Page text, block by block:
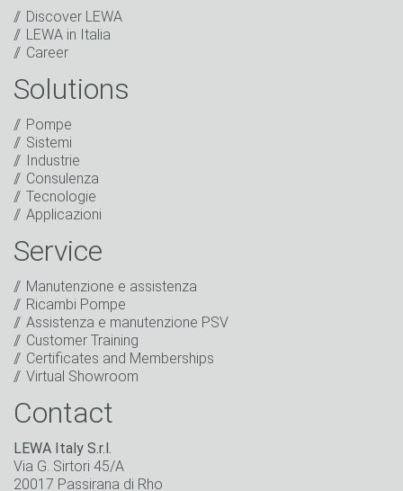
Captcha
Ho letto l'informativa sulla protezione dei dati.
Acconsento al trattamento dei miei dati per finalità di
marketing. Ciò include l'invio della nostra newsletter e
di altre informazioni su nuovi prodotti, novità
aziendali, promozioni, inviti a eventi o altri incontri
rilevanti.*
* Campo obbligatorio
Discover LEWA
LEWA in Italia
Career
Solutions
Pompe
Sistemi
Industrie
Consulenza
Tecnologie
Applicazioni
Service
Manutenzione e assistenza
Ricambi Pompe
Assistenza e manutenzione PSV
Customer Training
Certificates and Memberships
Virtual Showroom
Contact
LEWA Italy S.r.l.
Via G. Sirtori 45/A
20017 Passirana di Rho